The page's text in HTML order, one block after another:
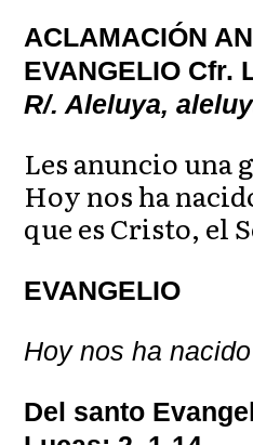
ACLAMACIÓN
EVANGELIO Cfr.
R/. Aleluya,
Les anuncio una
Hoy nos ha
que es Cristo, el
EVANGELIO
Hoy nos ha
Del santo